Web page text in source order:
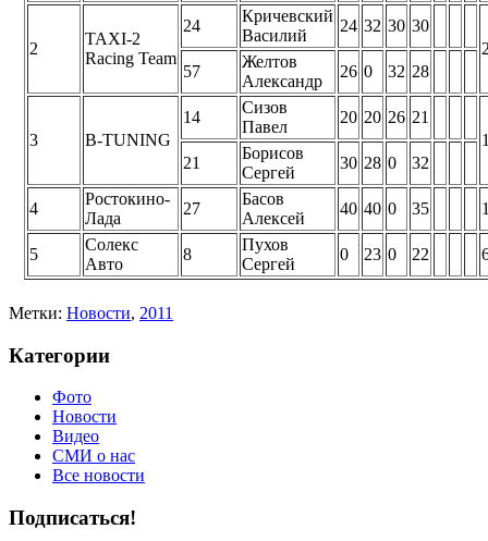
2
TAXI-2
Racing Team
24
Кричевский
Василий
24 32 30 30
57
Желтов
Александр
26 0 32 28
3 B-TUNING
14
Сизов
Павел
20 20 26 21
21
Борисов
Сергей
30 28 0 32
4
Ростокино-
Лада
27
Басов
Алексей
40 40 0 35
5
Солекс
Авто
8
Пухов
Сергей
0 23 0 22
Метки: Новости, 2011
Категории
Фото
Новости
Видео
СМИ о нас
Все новости
Подписаться!